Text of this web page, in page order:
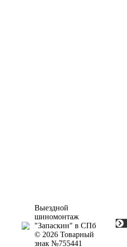
Выездной
шиномонтаж
"Запаскин" в СПб
© 2026 Товарный
знак №755441